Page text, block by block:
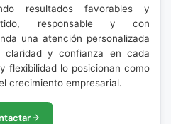
resultados favorables y
responsable y con
una atención personalizada
claridad y confianza en cada
flexibilidad lo posicionan como
crecimiento empresarial.